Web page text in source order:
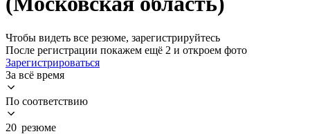
Чтобы видеть все резюме, зарегистрируйтесь
После регистрации покажем ещё 2 и откроем фото
Зарегистрироваться
За всё время
По соответствию
20 резюме